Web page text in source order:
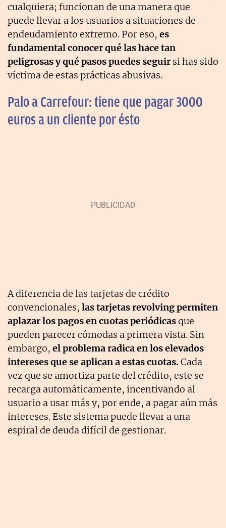
cualquiera; funcionan de una manera que
puede llevar a los usuarios a situaciones de
endeudamiento extremo. Por eso, es
fundamental conocer qué las hace tan
peligrosas y qué pasos puedes seguirsi has sido
víctima de estas prácticas abusivas.
Palo a Carrefour: tiene que pagar 3000
euros a un cliente por ésto
A diferencia de las tarjetas de crédito
convencionales, las tarjetas revolving permiten
aplazar los pagos en cuotas periódicasque
pueden parecer cómodas a primera vista. Sin
embargo, el problema radica en los elevados
intereses que se aplican a estas cuotas.Cada
vez que se amortiza parte del crédito, este se
recarga automáticamente, incentivando al
usuario a usar más y, por ende, a pagar aún más
intereses. Este sistema puede llevar a una
espiral de deuda difícil de gestionar.